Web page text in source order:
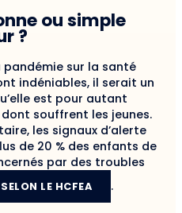
ou simple
?
pandémie sur la santé
indéniables, il serait un
est pour autant
dont souffrent les jeunes.
les signaux d’alerte
de 20 % des enfants de
par des troubles
SELON LE HCFEA .